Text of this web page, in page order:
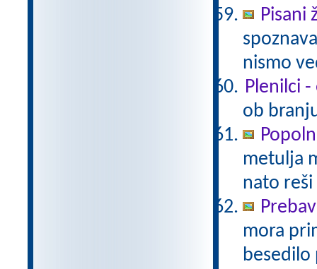
Pisani
nismo
Plenilci -
ob
metulja
nato
mora